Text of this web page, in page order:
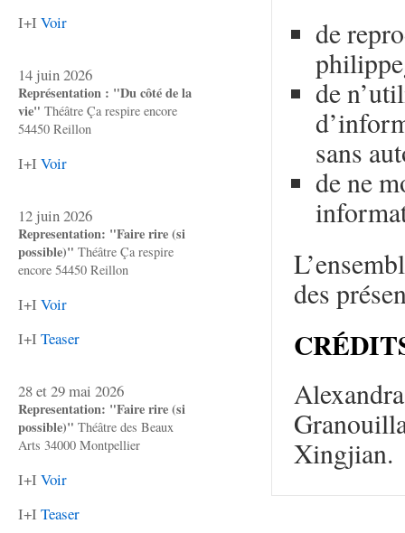
I+I Voir
14 juin 2026
Représentation : "Du côté de la
vie" Théâtre Ça respire encore
54450 Reillon
I+I Voir
12 juin 2026
Representation: "Faire rire (si
possible)" Théâtre Ça respire
encore 54450 Reillon
I+I Voir
I+I Teaser
28 et 29 mai 2026
Representation: "Faire rire (si
possible)" Théâtre des Beaux
Arts 34000 Montpellier
I+I Voir
I+I Teaser
de
de
sans
de ne
des
Xingjian.